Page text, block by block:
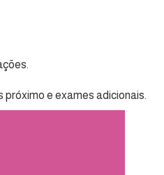
e exames adicionais.